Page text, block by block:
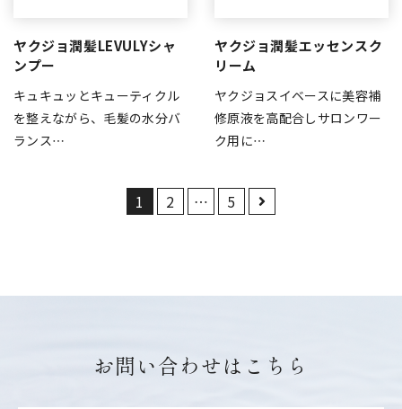
ヤクジョ潤髪LEVULYシャ
ンプー
キュキュッとキューティクル
を整えながら、毛髪の水分バ
ランス…
ヤクジョ潤髪エッセンスク
リーム
ヤクジョスイベースに美容補
修原液を高配合しサロンワー
ク用に…
1 2 … 5
お問い合わせはこちら